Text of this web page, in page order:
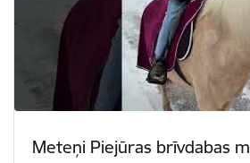
Meteņi Piejūras brīvdabas